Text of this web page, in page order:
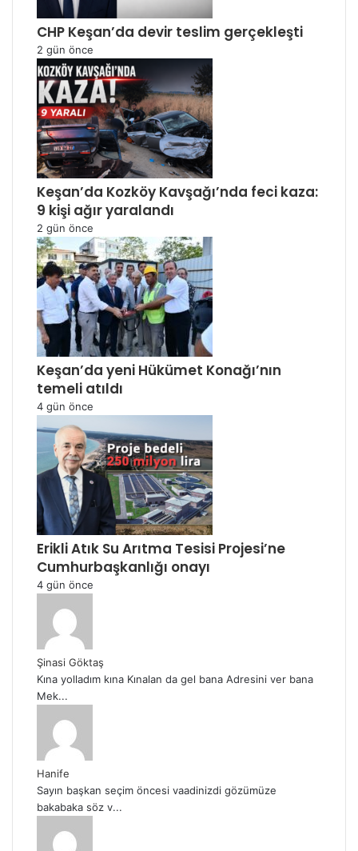
CHP Keşan’da devir teslim gerçekleşti
2 gün önce
Keşan’da Kozköy Kavşağı’nda feci kaza:
9 kişi ağır yaralandı
2 gün önce
Keşan’da yeni Hükümet Konağı’nın
temeli atıldı
4 gün önce
Erikli Atık Su Arıtma Tesisi Projesi’ne
Cumhurbaşkanlığı onayı
4 gün önce
Şinasi Göktaş
Kına yolladım kına Kınalan da gel bana Adresini ver bana
Mek...
Hanife
Sayın başkan seçim öncesi vaadinizdi gözümüze
bakabaka söz v...